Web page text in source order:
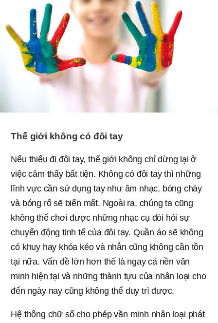
Thế giới không có đôi tay
Nếu thiếu đi đôi tay, thế giới không chỉ dừng lại ở
việc cảm thấy bất tiện. Không có đôi tay thì những
lĩnh vực cần sử dụng tay như âm nhạc, bóng chày
và bóng rổ sẽ biến mất. Ngoài ra, chúng ta cũng
không thể chơi được những nhạc cụ đòi hỏi sự
chuyển động tinh tế của đôi tay. Quần áo sẽ không
có khuy hay khóa kéo và nhẫn cũng không cần tồn
tại nữa. Vấn đề lớn hơn thế là ngay cả nền văn
minh hiện tại và những thành tựu của nhân loại cho
đến ngày nay cũng không thể duy trì được.
Hệ thống chữ số cho phép văn minh nhân loại phát